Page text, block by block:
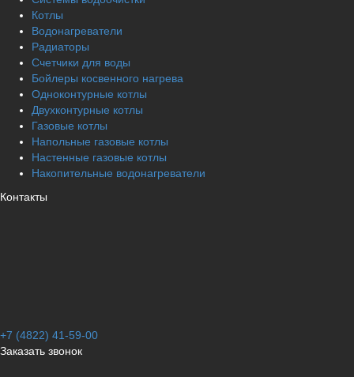
Котлы
Водонагреватели
Радиаторы
Cчетчики для воды
Бойлеры косвенного нагрева
Одноконтурные котлы
Двухконтурные котлы
Газовые котлы
Напольные газовые котлы
Настенные газовые котлы
Накопительные водонагреватели
Контакты
+7 (4822) 41-59-00
Заказать звонок